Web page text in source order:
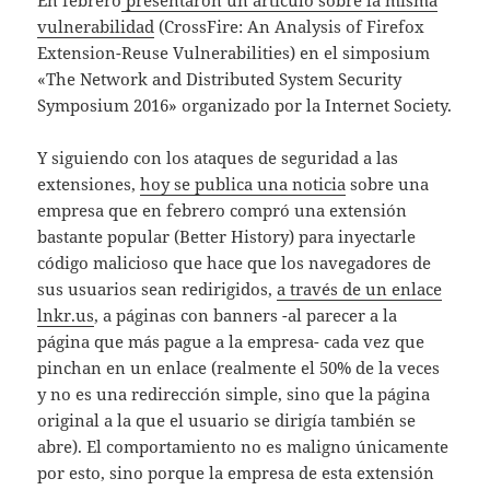
vulnerabilidad (CrossFire: An Analysis of Firefox
Extension-Reuse Vulnerabilities) en el simposium
«The Network and Distributed System Security
Symposium 2016» organizado por la Internet Society.
Y siguiendo con los ataques de seguridad a las
extensiones,hoy se publica una noticia sobre una
empresa que en febrero compró una extensión
bastante popular (Better History) para inyectarle
código malicioso que hace que los navegadores de
sus usuarios sean redirigidos,a través de un enlace
lnkr.us, a páginas con banners -al parecer a la
página que más pague a la empresa- cada vez que
pinchan en un enlace (realmente el 50% de la veces
y no es una redirección simple, sino que la página
original a la que el usuario se dirigía también se
abre). El comportamiento no es maligno únicamente
por esto, sino porque la empresa de esta extensión